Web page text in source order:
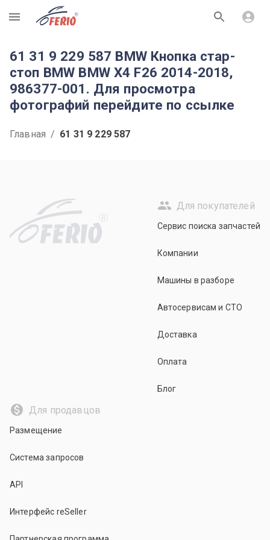
R
61 31 9 229 587 BMW Кнопка стар-
стоп BMW BMW X4 F26 2014-2018,
986377-001. Для просмотра
фотографий перейдите по ссылке
Главная / 61 31 9 229 587
R
Для покупателей
Сервис поиска запчастей
Компании
Машины в разборе
Автосервисам и СТО
Доставка
Оплата
Блог
Для продавцов
Размещение
Система запросов
API
Интерфейс reSeller